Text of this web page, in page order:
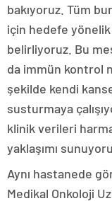
bakıyoruz. Tüm
için hedefe
belirliyoruz. Bu
da immün kontrol
şekilde kendi
susturmaya
klinik verileri
yaklaşımı
Aynı hastanede
Medikal Onkoloji